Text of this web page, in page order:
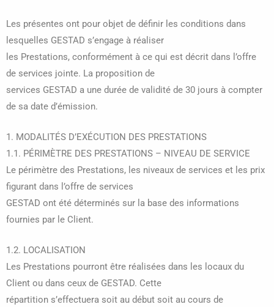
Les présentes ont pour objet de définir les conditions dans
lesquelles GESTAD s’engage à réaliser
les Prestations, conformément à ce qui est décrit dans l’offre
de services jointe. La proposition de
services GESTAD a une durée de validité de 30 jours à compter
de sa date d’émission.
1. MODALITÉS D’EXÉCUTION DES PRESTATIONS
1.1. PÉRIMÈTRE DES PRESTATIONS – NIVEAU DE SERVICE
Le périmètre des Prestations, les niveaux de services et les prix
figurant dans l’offre de services
GESTAD ont été déterminés sur la base des informations
fournies par le Client.
1.2. LOCALISATION
Les Prestations pourront être réalisées dans les locaux du
Client ou dans ceux de GESTAD. Cette
répartition s’effectuera soit au début soit au cours de